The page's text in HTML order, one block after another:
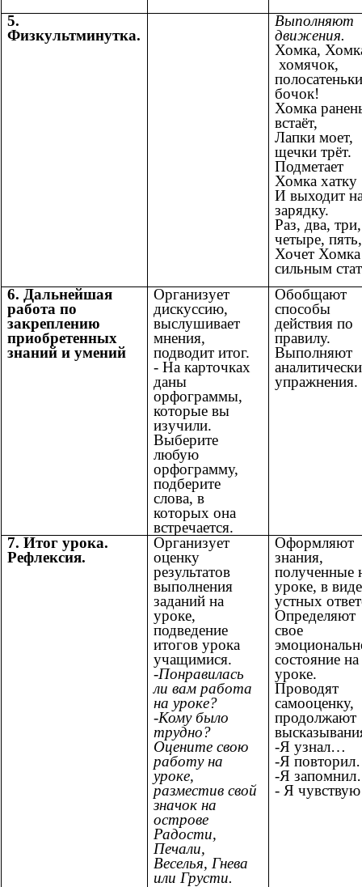
5.
Физкультминутка.
Выполняют
движения.
Хомка,
хомячок,
бочок!
Хомка
встаёт,
Лапки моет,
щечки трёт.
Подметает
Хомка хатку
И выходит
зарядку.
Раз, два, три,
четыре, пять,
Хочет Хомка
сильным
6. Дальнейшая
работа по
закреплению
приобретенных
знаний и умений
Организует
дискуссию,
выслушивает
мнения,
подводит итог.
- На карточках
даны
орфограммы,
которые вы
изучили.
Выберите
любую
орфограмму,
подберите
слова, в
которых она
встречается.
Обобщают
способы
действия по
правилу.
Выполняют
упражнения.
7. Итог урока.
Рефлексия.
Организует
оценку
результатов
выполнения
заданий на
уроке,
подведение
итогов урока
учащимися.
-Понравилась
ли вам работа
на уроке?
-Кому было
трудно?
Оцените свою
работу на
уроке,
разместив свой
значок на
острове
Радости,
Печали,
Веселья, Гнева
или Грусти.
Оформляют
знания,
полученные
уроке, в виде
устных
Определяют
свое
состояние на
уроке.
Проводят
самооценку,
продолжают
-Я узнал…
-Я
-Я
- Я